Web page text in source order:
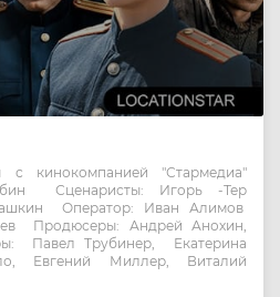
кинокомпанией "Стармедиа"
Сценаристы: Игорь -Тер
Оператор: Иван Алимов
Продюсеры: Андрей Анохин,
Павел Трубинер, Екатерина
Евгений Миллер, Виталий